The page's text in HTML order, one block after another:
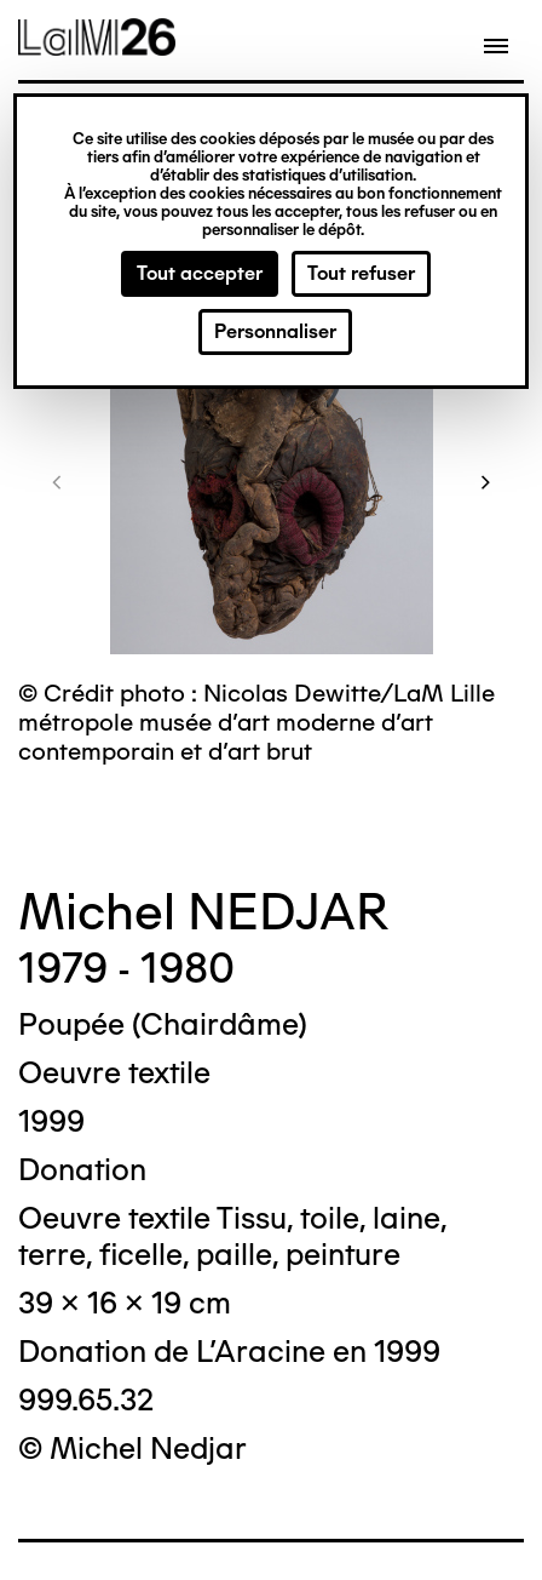
Gestion des cookies
Ce site utilise des cookies déposés par le musée ou par des
tiers afin d’améliorer votre expérience de navigation et
d’établir des statistiques d’utilisation.
À l’exception des cookies nécessaires au bon fonctionnement
du site, vous pouvez tous les accepter, tous les refuser ou en
personnaliser le dépôt.
Tout accepter Tout refuser
Personnaliser
contenu
© Crédit photo : Nicolas Dewitte/LaM Lille
métropole musée d’art moderne d’art
contemporain et d’art brut
Michel NEDJAR
1979 - 1980
Poupée (Chairdâme)
Oeuvre textile
1999
Donation
Oeuvre textile Tissu, toile, laine,
terre, ficelle, paille, peinture
39 x 16 x 19 cm
Donation de L'Aracine en 1999
999.65.32
© Michel Nedjar